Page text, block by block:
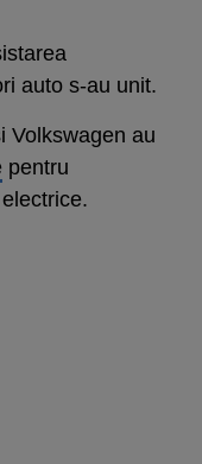
auto s-au unit.
Volkswagen au
pentru